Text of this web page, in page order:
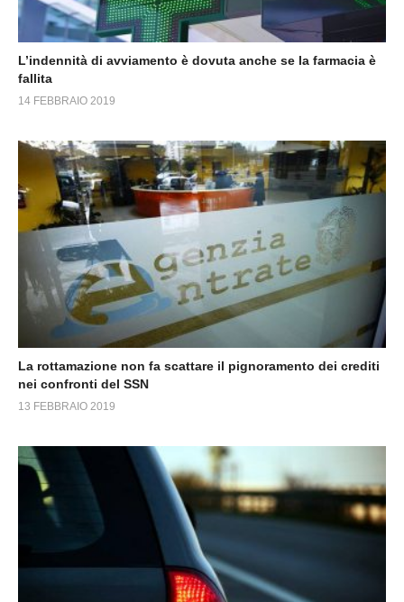
L’indennità di avviamento è dovuta anche se la farmacia è
fallita
14 FEBBRAIO 2019
La rottamazione non fa scattare il pignoramento dei crediti
nei confronti del SSN
13 FEBBRAIO 2019